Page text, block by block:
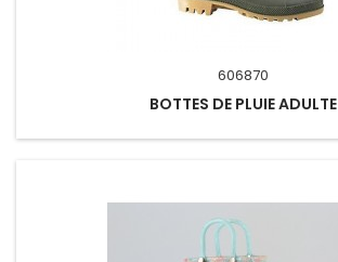
606870
BOTTES DE PLUIE ADULTE